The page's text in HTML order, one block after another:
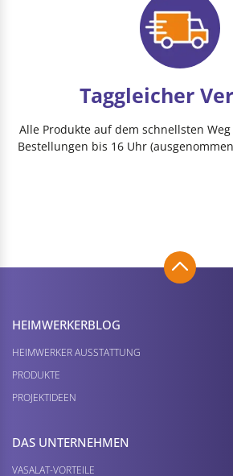
Taggleicher
Alle Produkte auf dem schnellsten
Bestellungen bis 16 Uhr
HEIMWERKER­BLOG
HEIMWERKER AUSSTATTUNG
PRODUKTE
PROJEKTIDEEN
DAS UNTERNEHMEN
VASALAT-VORTEILE